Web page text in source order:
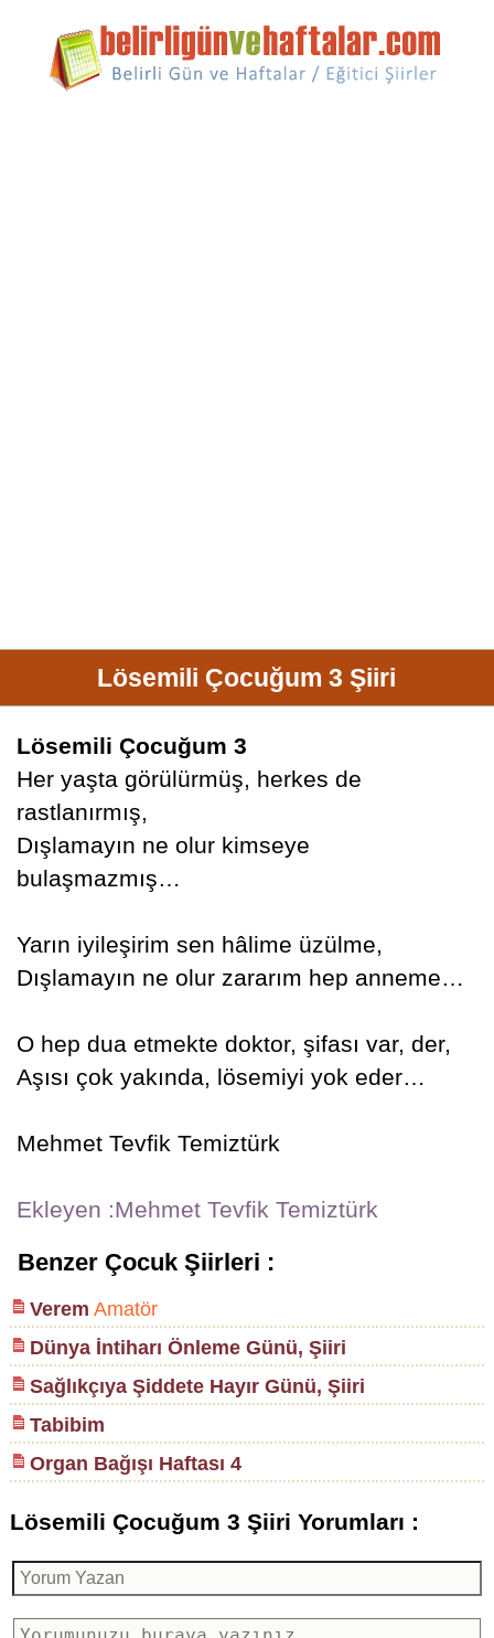
Lösemili Çocuğum 3 Şiiri
Lösemili Çocuğum 3
Her yaşta görülürmüş, herkes de
rastlanırmış,
Dışlamayın ne olur kimseye
bulaşmazmış…
Yarın iyileşirim sen hâlime üzülme,
Dışlamayın ne olur zararım hep anneme…
O hep dua etmekte doktor, şifası var, der,
Aşısı çok yakında, lösemiyi yok eder…
Mehmet Tevfik Temiztürk
Ekleyen :Mehmet Tevfik Temiztürk
Benzer Çocuk Şiirleri :
Verem Amatör
Dünya İntiharı Önleme Günü, Şiiri
Sağlıkçıya Şiddete Hayır Günü, Şiiri
Tabibim
Organ Bağışı Haftası 4
Lösemili Çocuğum 3 Şiiri Yorumları :